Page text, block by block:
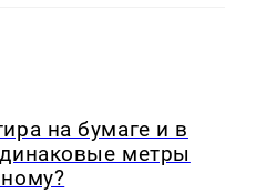
на бумаге и в
метры